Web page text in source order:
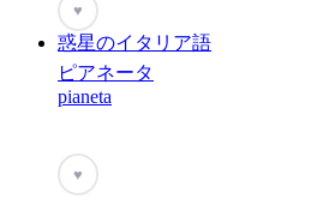
♥
惑星のイタリア語
ピアネータ
pianeta
♥